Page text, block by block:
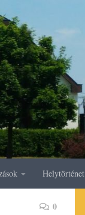
Helytörténet
0